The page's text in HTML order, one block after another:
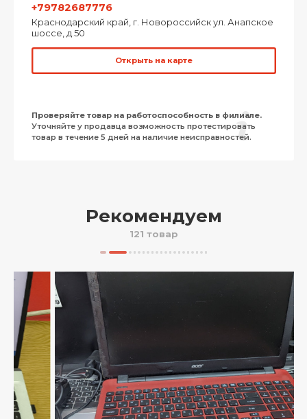
+79782687776
Краснодарский край, г. Новороссийск ул. Анапское
шоссе, д.50
Открыть на карте
Проверяйте товар на работоспособность в филиале.
Уточняйте у продавца возможность протестировать
товар в течение 5 дней на наличие неисправностей.
Рекомендуем
121 товар